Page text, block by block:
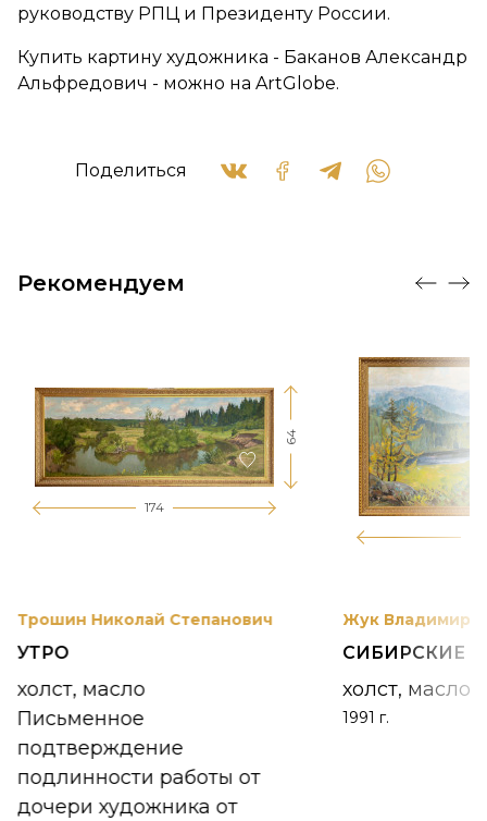
руководству РПЦ и Президенту России.
Купить картину художника - Баканов Александр
Альфредович - можно на ArtGlobe.
Поделиться
Рекомендуем
174
64
Трошин Николай Степанович
УТРО
холст, масло
Письменное
подтверждение
подлинности работы от
дочери художника от
Жук Владимир
СИБИРСКИЕ
холст, масло
1991 г.